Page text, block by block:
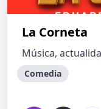
La Corneta
Música,
Comedia